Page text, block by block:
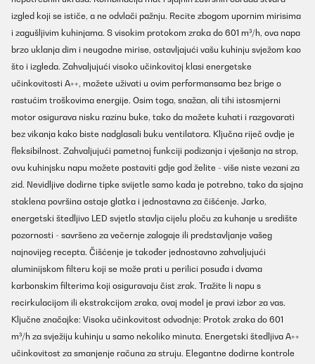
izgled koji se ističe, a ne odvlači pažnju. Recite zbogom upornim mirisima
i zagušljivim kuhinjama. S visokim protokom zraka do 601 m³/h, ova napa
brzo uklanja dim i neugodne mirise, ostavljajući vašu kuhinju svježom kao
što i izgleda. Zahvaljujući visoko učinkovitoj klasi energetske
učinkovitosti A++, možete uživati u ovim performansama bez brige o
rastućim troškovima energije. Osim toga, snažan, ali tihi istosmjerni
motor osigurava nisku razinu buke, tako da možete kuhati i razgovarati
bez vikanja kako biste nadglasali buku ventilatora. Ključna riječ ovdje je
fleksibilnost. Zahvaljujući pametnoj funkciji podizanja i vješanja na strop,
ovu kuhinjsku napu možete postaviti gdje god želite - više niste vezani za
zid. Nevidljive dodirne tipke svijetle samo kada je potrebno, tako da sjajna
staklena površina ostaje glatka i jednostavna za čišćenje. Jarko,
energetski štedljivo LED svjetlo stavlja cijelu ploču za kuhanje u središte
pozornosti - savršeno za večernje zalogaje ili predstavljanje vašeg
najnovijeg recepta. Čišćenje je također jednostavno zahvaljujući
aluminijskom filteru koji se može prati u perilici posuđa i dvama
karbonskim filterima koji osiguravaju čist zrak. Tražite li napu s
recirkulacijom ili ekstrakcijom zraka, ovaj model je pravi izbor za vas.
Ključne značajke: Visoka učinkovitost odvodnje: Protok zraka do 601
m³/h za svježiju kuhinju u samo nekoliko minuta. Energetski štedljiva A++
učinkovitost za smanjenje računa za struju. Elegantne dodirne kontrole